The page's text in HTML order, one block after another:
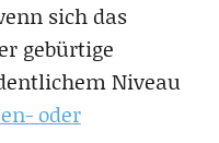
sich das
gebürtige
Niveau
oder